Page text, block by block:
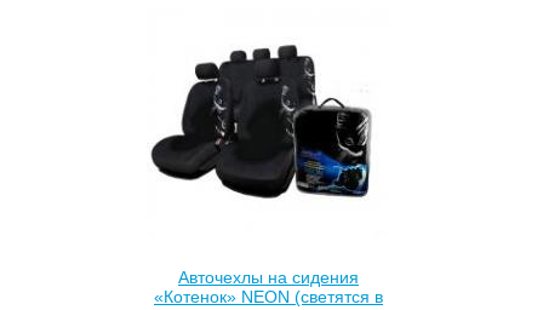
Авточехлы на сидения
«Котенок» NEON (светятся в